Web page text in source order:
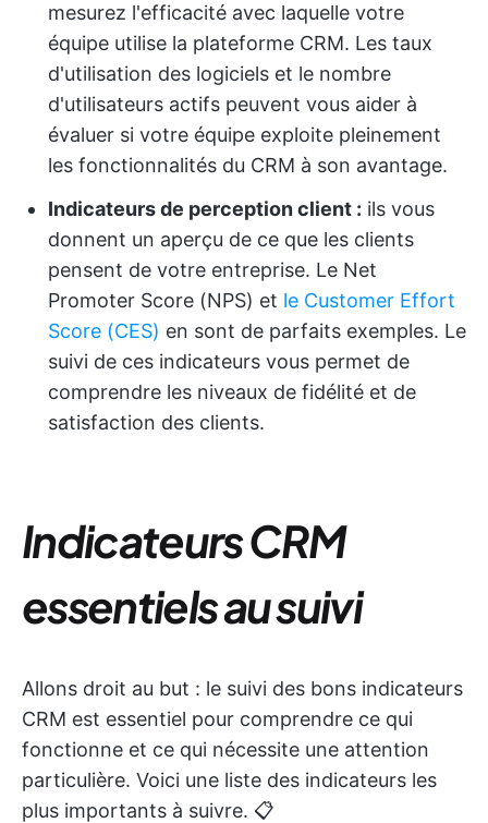
mesurez l'efficacité avec laquelle votre
équipe utilise la plateforme CRM. Les taux
d'utilisation des logiciels et le nombre
d'utilisateurs actifs peuvent vous aider à
évaluer si votre équipe exploite pleinement
les fonctionnalités du CRM à son avantage.
Indicateurs de perception client : ils vous
donnent un aperçu de ce que les clients
pensent de votre entreprise. Le Net
Promoter Score (NPS) et le Customer Effort
Score (CES) en sont de parfaits exemples. Le
suivi de ces indicateurs vous permet de
comprendre les niveaux de fidélité et de
satisfaction des clients.
Indicateurs CRM
essentiels au suivi
Allons droit au but : le suivi des bons indicateurs
CRM est essentiel pour comprendre ce qui
fonctionne et ce qui nécessite une attention
particulière. Voici une liste des indicateurs les
plus importants à suivre. 📋